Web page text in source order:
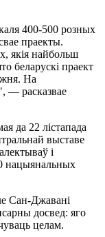
400‑500 розных
праекты.
якія найбольш
беларускі праект
На
— расказвае
да 22 лістапада
выставе
і
нацыянальных
Сан-Джавані
досвед: яго
целам.